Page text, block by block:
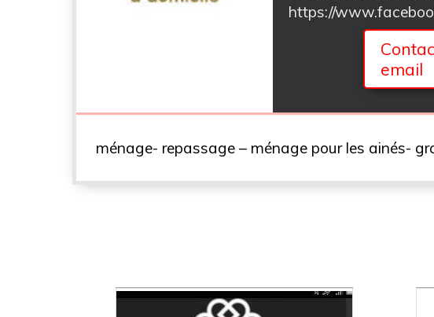
https://
email
ménage- repassage – ménage pour les ainés-